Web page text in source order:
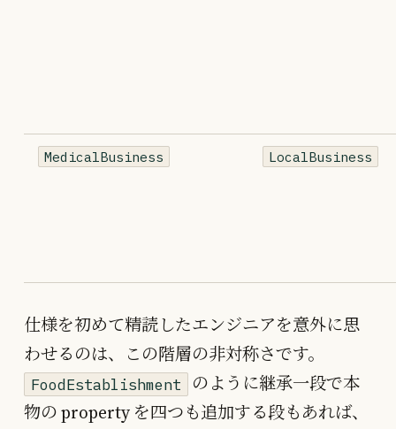
MedicalBusiness LocalBusiness
仕様を初めて精読したエンジニアを意外に思
わせるのは、この階層の非対称さです。
FoodEstablishment
のように継承一段で本
物の property を四つも追加する段もあれば、